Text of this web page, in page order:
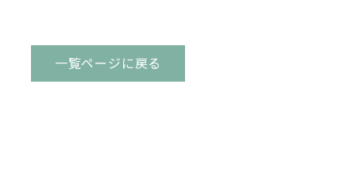
一覧ページに戻る